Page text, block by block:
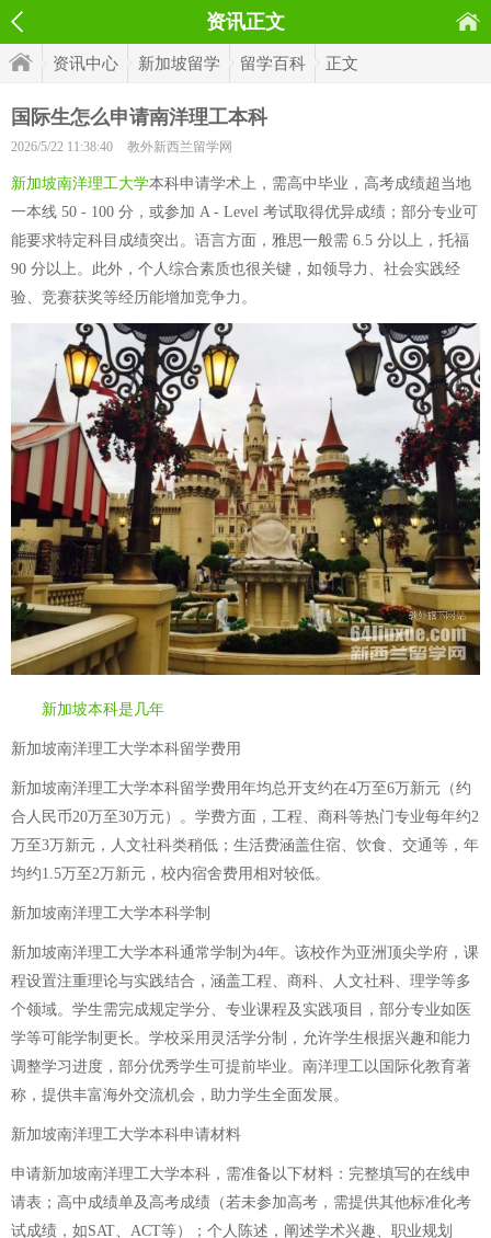
资讯正文
资讯中心 新加坡留学 留学百科 正文
国际生怎么申请南洋理工本科
2026/5/22 11:38:40 教外新西兰留学网
新加坡南洋理工大学本科申请学术上，需高中毕业，高考成绩超当地
一本线 50 - 100 分，或参加 A - Level 考试取得优异成绩；部分专业可
能要求特定科目成绩突出。语言方面，雅思一般需 6.5 分以上，托福
90 分以上。此外，个人综合素质也很关键，如领导力、社会实践经
验、竞赛获奖等经历能增加竞争力。
新加坡本科是几年
新加坡南洋理工大学本科留学费用
新加坡南洋理工大学本科留学费用年均总开支约在4万至6万新元（约
合人民币20万至30万元）。学费方面，工程、商科等热门专业每年约2
万至3万新元，人文社科类稍低；生活费涵盖住宿、饮食、交通等，年
均约1.5万至2万新元，校内宿舍费用相对较低。
新加坡南洋理工大学本科学制
新加坡南洋理工大学本科通常学制为4年。该校作为亚洲顶尖学府，课
程设置注重理论与实践结合，涵盖工程、商科、人文社科、理学等多
个领域。学生需完成规定学分、专业课程及实践项目，部分专业如医
学等可能学制更长。学校采用灵活学分制，允许学生根据兴趣和能力
调整学习进度，部分优秀学生可提前毕业。南洋理工以国际化教育著
称，提供丰富海外交流机会，助力学生全面发展。
新加坡南洋理工大学本科申请材料
申请新加坡南洋理工大学本科，需准备以下材料：完整填写的在线申
请表；高中成绩单及高考成绩（若未参加高考，需提供其他标准化考
试成绩，如SAT、ACT等）；个人陈述，阐述学术兴趣、职业规划